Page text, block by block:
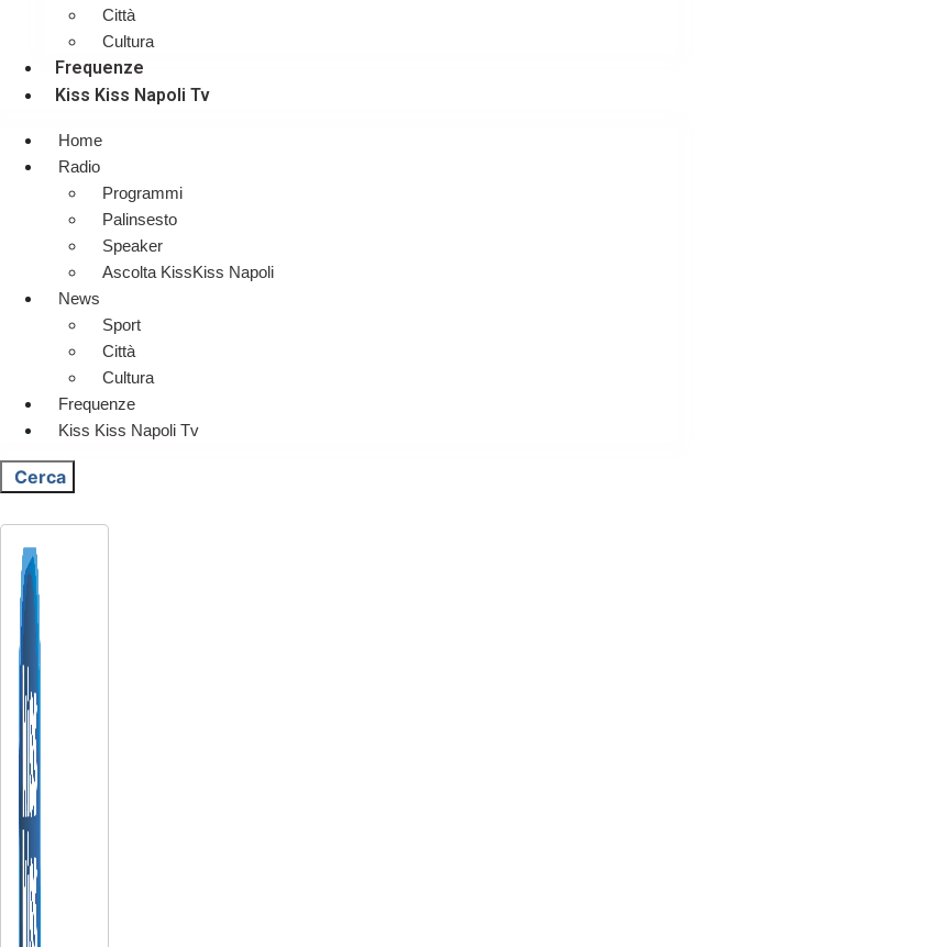
Città
Cultura
Frequenze
Kiss Kiss Napoli Tv
Home
Radio
Programmi
Palinsesto
Speaker
Ascolta KissKiss Napoli
News
Sport
Città
Cultura
Frequenze
Kiss Kiss Napoli Tv
Cerca